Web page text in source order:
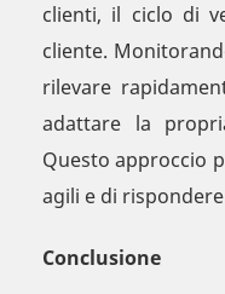
clienti, il ciclo di
cliente.
rilevare
adattare la
Questo approccio
agili e di
Conclusione